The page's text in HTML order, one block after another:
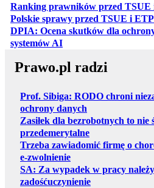
Ranking prawników przed TSUE
Polskie sprawy przed TSUE i
DPIA: Ocena skutków dla
systemów AIotwiera się w nowej
Prawo.pl radzi
Prof. Sibiga: RODO chroni
ochrony danych
Zasiłek dla bezrobotnych to nie
przedemerytalne
Trzeba zawiadomić firmę o
e-zwolnienie
SA: Za wypadek w pracy
zadośćuczynienie